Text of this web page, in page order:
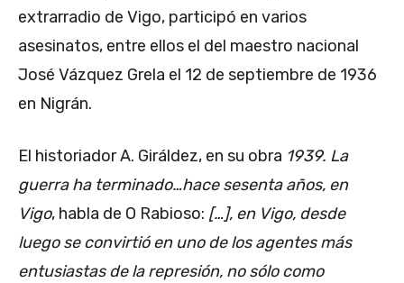
extrarradio de Vigo, participó en varios
asesinatos, entre ellos el del maestro nacional
José Vázquez Grela el 12 de septiembre de 1936
en Nigrán.
El historiador A. Giráldez, en su obra 1939. La
guerra ha terminado…hace sesenta años, en
Vigo, habla de O Rabioso: […], en Vigo, desde
luego se convirtió en uno de los agentes más
entusiastas de la represión, no sólo como